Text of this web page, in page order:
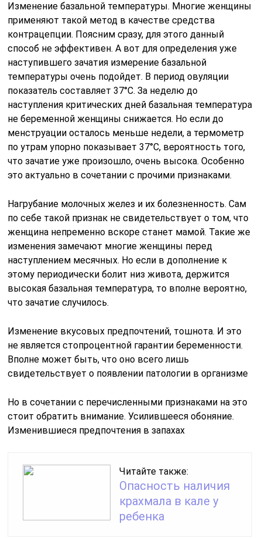
Изменение базальной температуры. Многие женщины
применяют такой метод в качестве средства
контрацепции. Поясним сразу, для этого данный
способ не эффективен. А вот для определения уже
наступившего зачатия измерение базальной
температуры очень подойдет. В период овуляции
показатель составляет 37°С. За неделю до
наступления критических дней базальная температура
не беременной женщины снижается. Но если до
менструации осталось меньше недели, а термометр
по утрам упорно показывает 37°С, вероятность того,
что зачатие уже произошло, очень высока. Особенно
это актуально в сочетании с прочими признаками.
Нагрубание молочных желез и их болезненность. Сам
по себе такой признак не свидетельствует о том, что
женщина непременно вскоре станет мамой. Такие же
изменения замечают многие женщины перед
наступлением месячных. Но если в дополнение к
этому периодически болит низ живота, держится
высокая базальная температура, то вполне вероятно,
что зачатие случилось.
Изменение вкусовых предпочтений, тошнота. И это
не является стопроцентной гарантии беременности.
Вполне может быть, что оно всего лишь
свидетельствует о появлении патологии в организме
Но в сочетании с перечисленными признаками на это
стоит обратить внимание. Усилившееся обоняние.
Изменившиеся предпочтения в запахах
Читайте также:
Опасность наличия
крахмала в кале у
ребенка